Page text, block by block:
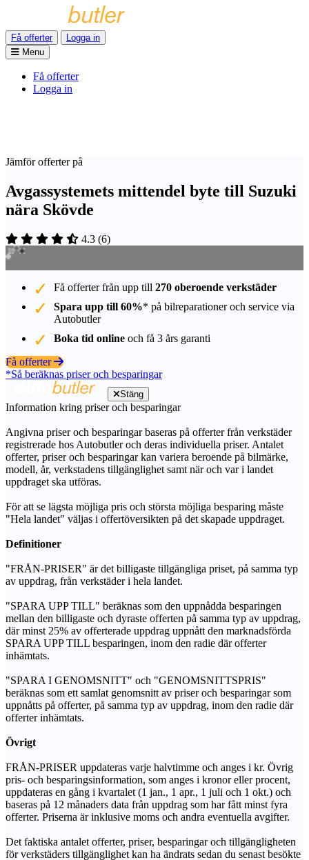
Få offerter
Logga in
Menu
Få offerter
Logga in
Jämför offerter på
Avgassystemets mittendel byte till Suzuki
nära Skövde
4.3 (6)
Få offerter från upp till 270 oberoende verkstäder
Spara upp till 60%* på bilreparationer och service via
Autobutler
Boka tid online och få 3 års garanti
Få offerter
*Så beräknas priser och besparingar
Stäng
Information kring priser och besparingar
Angivna priser och besparingar baseras på offerter från verkstäder
registrerade hos Autobutler och deras individuella priser. Antalet
offerter, priser och besparingar kan variera beroende på bilmärke,
modell, år, verkstadens tillgänglighet samt när och var i landet
uppdraget ska utföras.
För att se lägsta möjliga pris och största möjliga besparing måste
"Hela landet" väljas i offertöversikten på det skapade uppdraget.
Definitioner
"FRÅN-PRISER" är det billigaste tillgängliga priset, på samma typ
av uppdrag, från verkstäder i hela landet.
"SPARA UPP TILL" beräknas som den uppnådda besparingen
mellan den billigaste och dyraste offerten på samma typ av uppdrag,
där minst 25% av offerterade uppdrag uppnått den marknadsförda
SPARA UPP TILL besparingen, inom den radie där offerter
inhämtats.
"SPARA I GENOMSNITT" och "GENOMSNITTSPRIS"
beräknas som ett samlat genomsnitt av priser och besparingar som
uppnåtts på offerter, på samma typ av uppdrag, inom den radie där
offerter inhämtats.
Övrigt
FRÅN-PRISER uppdateras varje halvtimme och anges i kr. Övrig
pris- och besparingsinformation, som anges i kronor eller procent,
uppdateras en gång i kvartalet (1 jan., 1 apr., 1 juli och 1 okt.) och
baseras på 12 månaders data från uppdrag som har fått minst fyra
offerter. Priserna är inklusive moms och andra eventuella avgifter.
Det faktiska antalet offerter, priser, besparingar och tillgängligheten
för verkstäders tillgänglighet kan ha ändrats sedan du senast besökte